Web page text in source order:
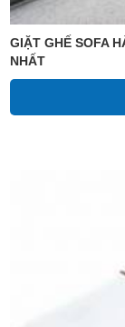
GIẶT GHẾ SOFA
NHẤT